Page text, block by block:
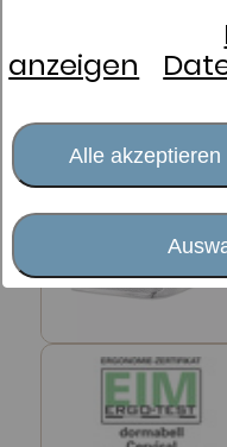
anzeigen
Alle akzeptieren